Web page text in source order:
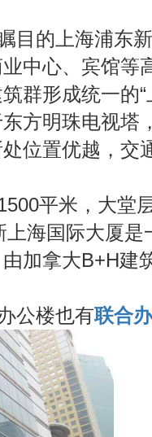
目的上海浦东
中心、宾馆等
群形成统一的
方明珠电视塔
位置优越，交
平米，大堂
海国际大厦
加拿大B+H建
公楼也有联合